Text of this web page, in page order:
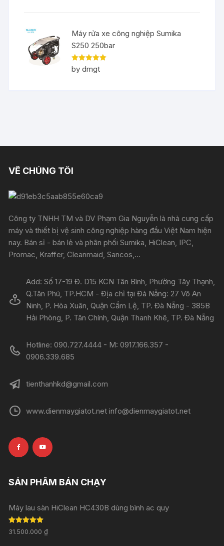
Máy rửa xe công nghiệp Sumika
S250 250bar
Rated5out
of 5
by dmgt
VỀ CHÚNG TÔI
Công ty TNHH TM và DV Phạm Gia Nguyễn là nhà cung cấp
máy và thiết bị vệ sinh công nghiệp hàng đầu Việt Nam hiện
nay. Bán sỉ - bán lẻ và phân phối Sumika, HiClean, IPC,
Promac, Kraffer, Cleanmaid, Sancos,...
Add: Số 17-19 Đ. D15 KCN Tân Bình, Phường Tây Thạnh,
Q.Tân Phú, TP.HCM - Địa chỉ tại Đà Nẵng: 27 Võ An
Ninh, P. Hòa Xuân, Quận Cẩm Lệ, TP. Đà Nẵng - 385B
Hải Phòng, P. Tân Chính, Quận Thanh Khê, TP. Đà Nẵng
Hotline: 090.727.4444 - M: 0917.166.357 -
0906.339.685
tienthanhkd@gmail.com
www.dienmaygiatot.net info@dienmaygiatot.net
SẢN PHẨM BÁN CHẠY
Máy lau sàn HiClean HC430B dùng bình ac quy
Rated5.00
out of 5
31.500.000₫